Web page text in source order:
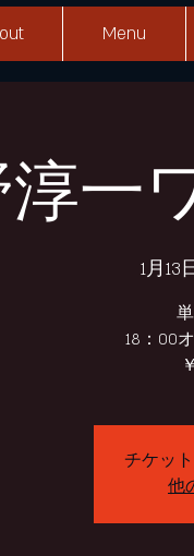
Menu
淳一
1月13
18：00
チケッ
他